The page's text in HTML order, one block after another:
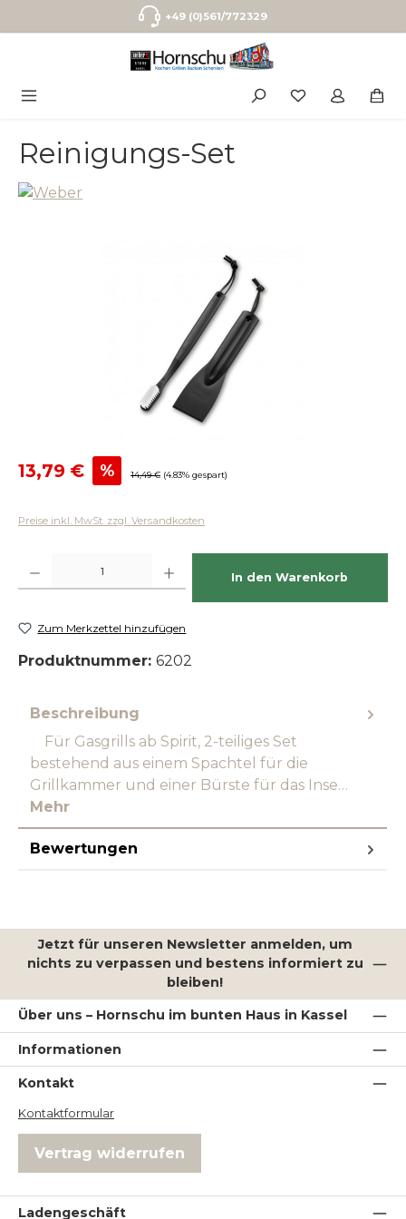
Zum Hauptinhalt springen+49 (0)561/772329
Reinigungs-Set
Verkaufspreis:
13,79 € % Regulärer Preis:
14,49 € (4.83% gespart)
Preise inkl. MwSt. zzgl. Versandkosten
In den Warenkorb
Zum Merkzettel hinzufügen
Produktnummer: 6202
Beschreibung
Für Gasgrills ab Spirit, 2-teiliges Set
bestehend aus einem Spachtel für die
Grillkammer und einer Bürste für das Inse…
Mehr
Bewertungen
Jetzt für unseren Newsletter anmelden, um
nichts zu verpassen und bestens informiert zu
bleiben!
Über uns – Hornschu im bunten Haus in Kassel
Informationen
Kontakt
Kontaktformular
Vertrag widerrufen
Ladengeschäft